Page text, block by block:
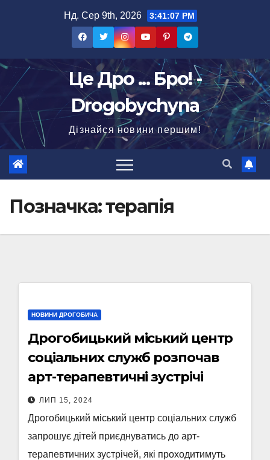
Нд. Сер 9th, 2026 3:41:08 PM
Це Дро ... Бро! -
Drogobychyna
Дізнайся новини першим!
Позначка:терапія
НОВИНИ ДРОГОБИЧА
Дрогобицький міський центр
соціальних служб розпочав
арт-терапевтичні зустрічі
ЛИП 15, 2024
Дрогобицький міський центр соціальних служб
запрошує дітей приєднуватись до арт-
терапевтичних зустрічей, які проходитимуть